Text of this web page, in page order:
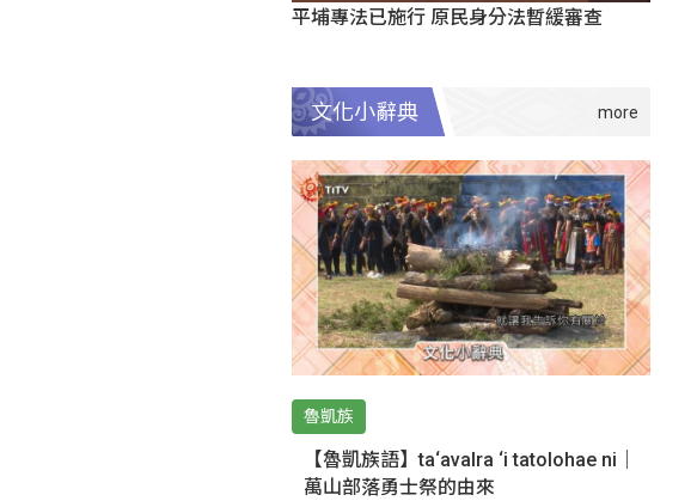
平埔專法已施行 原民身分法暫緩審查
文化小辭典
魯凱族
【魯凱族語】ta‘avalra ‘i tatolohae ni｜
萬山部落勇士祭的由來